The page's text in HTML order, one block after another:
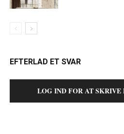
EFTERLAD ET SVAR
LOG IND FOR AT SKRIVE